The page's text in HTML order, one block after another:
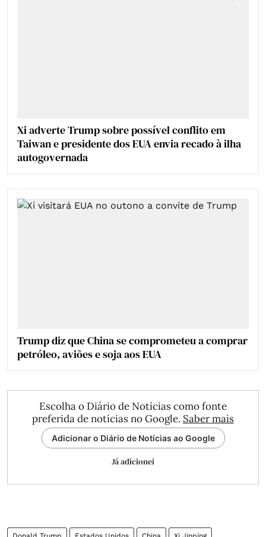
Xi adverte Trump sobre possível conflito em
Taiwan e presidente dos EUA envia recado à ilha
autogovernada
Trump diz que China se comprometeu a comprar
petróleo, aviões e soja aos EUA
Escolha o Diário de Notícias como fonte
preferida de notícias no Google. Saber mais
Adicionar o Diário de Notícias ao Google
Já adicionei